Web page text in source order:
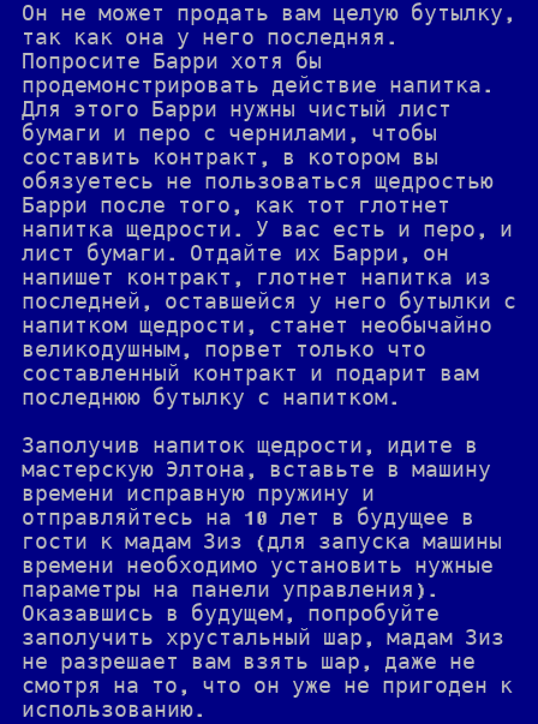
Он не может продать вам целую бутылку,
так как она у него последняя.
Попросите Барри хотя бы
продемонстрировать действие напитка.
Для этого Барри нужны чистый лист
бумаги и перо с чернилами, чтобы
составить контракт, в котором вы
обязуетесь не пользоваться щедростью
Барри после того, как тот глотнет
напитка щедрости. У вас есть и перо, и
лист бумаги. Отдайте их Барри, он
напишет контракт, глотнет напитка из
последней, оставшейся у него бутылки с
напитком щедрости, станет необычайно
великодушным, порвет только что
составленный контракт и подарит вам
последнюю бутылку с напитком.
Заполучив напиток щедрости, идите в
мастерскую Элтона, вставьте в машину
времени исправную пружину и
отправляйтесь на 10 лет в будущее в
гости к мадам Зиз (для запуска машины
времени необходимо установить нужные
параметры на панели управления).
Оказавшись в будущем, попробуйте
заполучить хрустальный шар, мадам Зиз
не разрешает вам взять шар, даже не
смотря на то, что он уже не пригоден к
использованию.